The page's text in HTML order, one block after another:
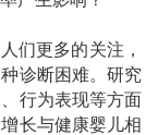
们更多的关注，
诊断困难。研究
行为表现等方面
长与健康婴儿相